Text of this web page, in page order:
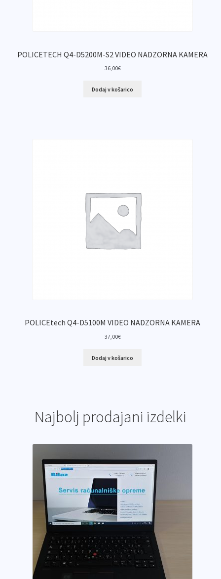
POLICETECH Q4-D5200M-S2 VIDEO NADZORNA KAMERA
36,00€
Dodaj v košarico
POLICEtech Q4-D5100M VIDEO NADZORNA KAMERA
37,00€
Dodaj v košarico
Najbolj prodajani izdelki